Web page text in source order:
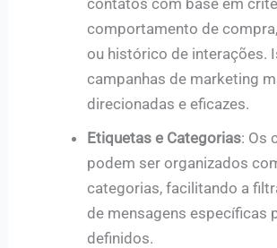
comportamento de
ou histórico de interações.
campanhas de marketing
direcionadas e eficazes.
Etiquetas e Categorias: Os
podem ser organizados
categorias, facilitando a
de mensagens específicas
definidos.